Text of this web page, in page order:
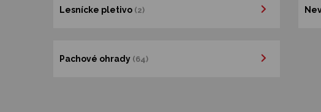
Lesnícke pletivo (2)
Pachové ohrady (64)